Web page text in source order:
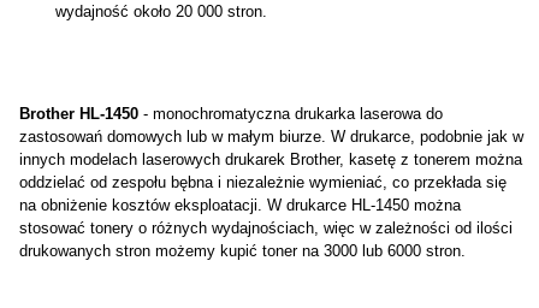
wydajność około 20 000 stron.
Brother HL-1450- monochromatyczna drukarka laserowa do
zastosowań domowych lub w małym biurze. W drukarce, podobnie jak w
innych modelach laserowych drukarek Brother, kasetę z tonerem można
oddzielać od zespołu bębna i niezależnie wymieniać, co przekłada się
na obniżenie kosztów eksploatacji. W drukarce HL-1450 można
stosować tonery o różnych wydajnościach, więc w zależności od ilości
drukowanych stron możemy kupić toner na 3000 lub 6000 stron.